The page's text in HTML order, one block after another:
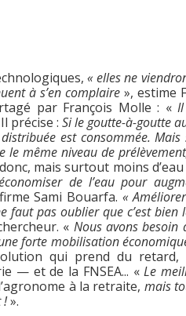
« elles ne
à s’en complaire», estime
par François Molle : «Il
Il précise :Si le goutte-à-goutte
est consommée. Mais
même niveau de
mais surtout moins
de l’eau pour
Sami Bouarfa.«
pas oublier que c’est bien
« Nous avons besoin
forte mobilisation
qui prend du retard,
— et de la FNSEA... «Le
à la retraite, mais
!».